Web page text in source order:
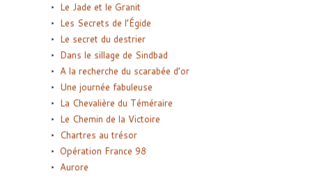
Le Jade et le Granit
Les Secrets de l’Égide
Le secret du destrier
Dans le sillage de Sindbad
A la recherche du scarabée d’or
Une journée fabuleuse
La Chevalière du Téméraire
Le Chemin de la Victoire
Chartres au trésor
Opération France 98
Aurore